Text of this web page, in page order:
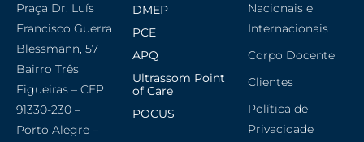
Praça Dr. Luís
Francisco Guerra
Blessmann, 57
Bairro Três
Figueiras – CEP
91330-230 –
Porto Alegre –
DMEP
PCE
APQ
Ultrassom Point
of Care
POCUS
Nacionais e
Internacionais
Corpo Docente
Clientes
Política de
Privacidade